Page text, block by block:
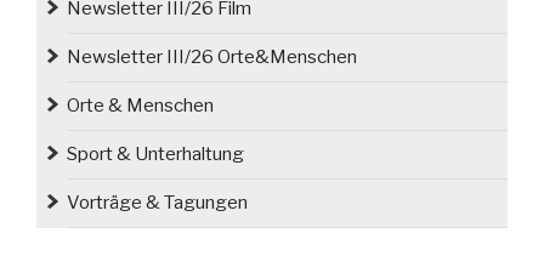
Newsletter III/26 Film
Newsletter III/26 Orte&Menschen
Orte & Menschen
Sport & Unterhaltung
Vorträge & Tagungen